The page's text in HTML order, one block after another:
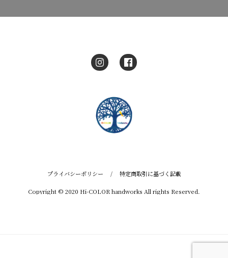
プライバシーポリシー / 特定商取引に基づく記載
Copyright © 2020 Hi-COLOR handworks All rights Reserved.